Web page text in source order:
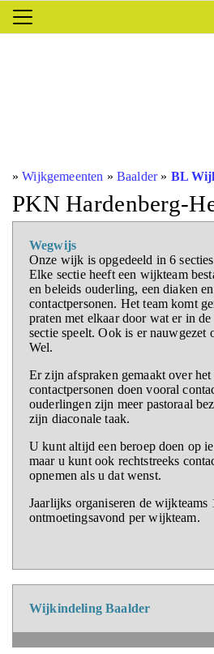
»Wijkgemeenten » Baalder» BL
PKN Hardenberg-
Wegwijs
Onze wijk is opgedeeld in 6
Elke sectie heeft een wijkteam
en beleids ouderling, een diaken
contactpersonen. Het team komt
praten met elkaar door wat er in
sectie speelt. Ook is er nauwgezet
Wel.
Er zijn afspraken gemaakt over
contactpersonen doen vooral
ouderlingen zijn meer pastoraal
zijn diaconale taak.
U kunt altijd een beroep doen op
maar u kunt ook rechtstreeks
opnemen als u dat wenst.
Jaarlijks organiseren de wijkteams
ontmoetingsavond per wijkteam.
Wijkindeling Baalder